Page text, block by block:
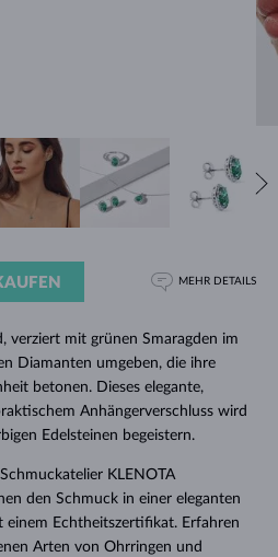
verziert mit grünen Smaragden im
Diamanten umgeben, die ihre
betonen. Dieses elegante,
Anhängerverschluss wird
Edelsteinen begeistern.
KLENOTA
den Schmuck in einer eleganten
einem Echtheitszertifikat. Erfahren
Arten von Ohrringen und
MEHR DETAILS